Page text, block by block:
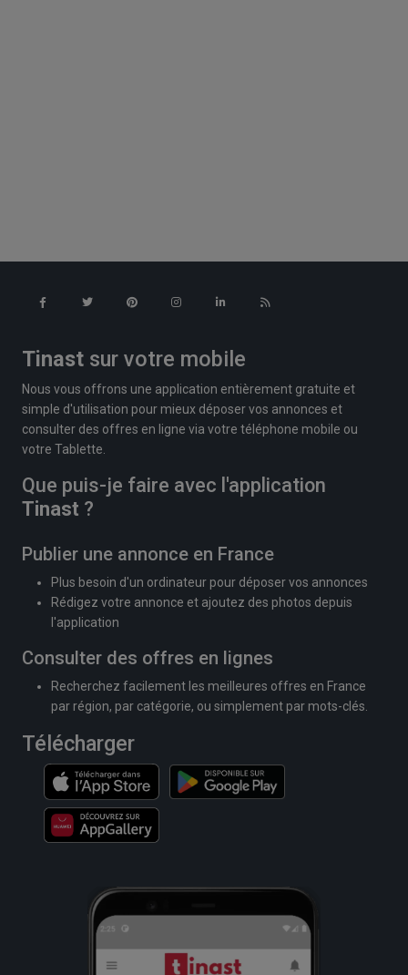
Tinast sur votre mobile
Nous vous offrons une application entièrement gratuite et
simple d'utilisation pour mieux déposer vos annonces et
consulter des offres en ligne via votre téléphone mobile ou
votre Tablette.
Que puis-je faire avec l'application
Tinast ?
Publier une annonce en France
Plus besoin d'un ordinateur pour déposer vos annonces
Rédigez votre annonce et ajoutez des photos depuis
l'application
Consulter des offres en lignes
Recherchez facilement les meilleures offres en France
par région, par catégorie, ou simplement par mots-clés.
Télécharger